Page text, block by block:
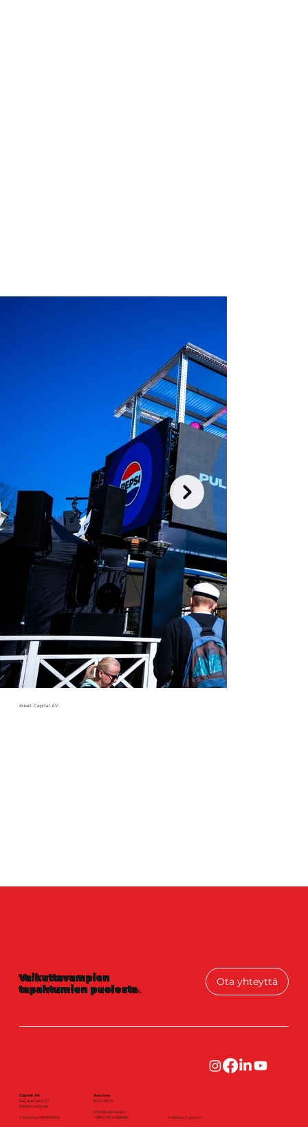
Kuvat: Capital AV
Vaikuttavampien
tapahtumien puolesta.
Ota yhteyttä
Capital AV
Karjalankatu 2 C
00520 Helsinki
Y-tunnus: 0890106-5
Avoinna
8:00-16:00
info@capitalav.fi
+3580 (0) 9 6666 90
© 2026 by Capital AV